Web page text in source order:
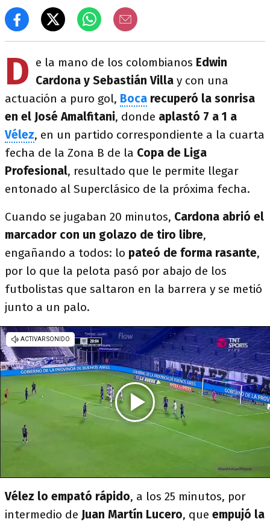
D e la mano de los colombianos Edwin
Cardona y Sebastián Villa y con una
actuación a puro gol, Boca recuperó la sonrisa
en el José Amalfitani, donde aplastó 7 a 1 a
Vélez, en un partido correspondiente a la cuarta
fecha de la Zona B de la Copa de Liga
Profesional, resultado que le permite llegar
entonado al Superclásico de la próxima fecha.
Cuando se jugaban 20 minutos, Cardona abrió el
marcador con un golazo de tiro libre,
engañando a todos: lo pateó de forma rasante,
por lo que la pelota pasó por abajo de los
futbolistas que saltaron en la barrera y se metió
junto a un palo.
Vélez lo empató rápido, a los 25 minutos, por
intermedio de Juan Martín Lucero, que empujó la